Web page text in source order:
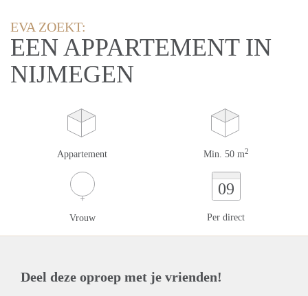
EVA ZOEKT:
EEN APPARTEMENT IN
NIJMEGEN
Appartement Min. 50 m2
Vrouw
09
Per direct
Deel deze oproep met je vrienden!